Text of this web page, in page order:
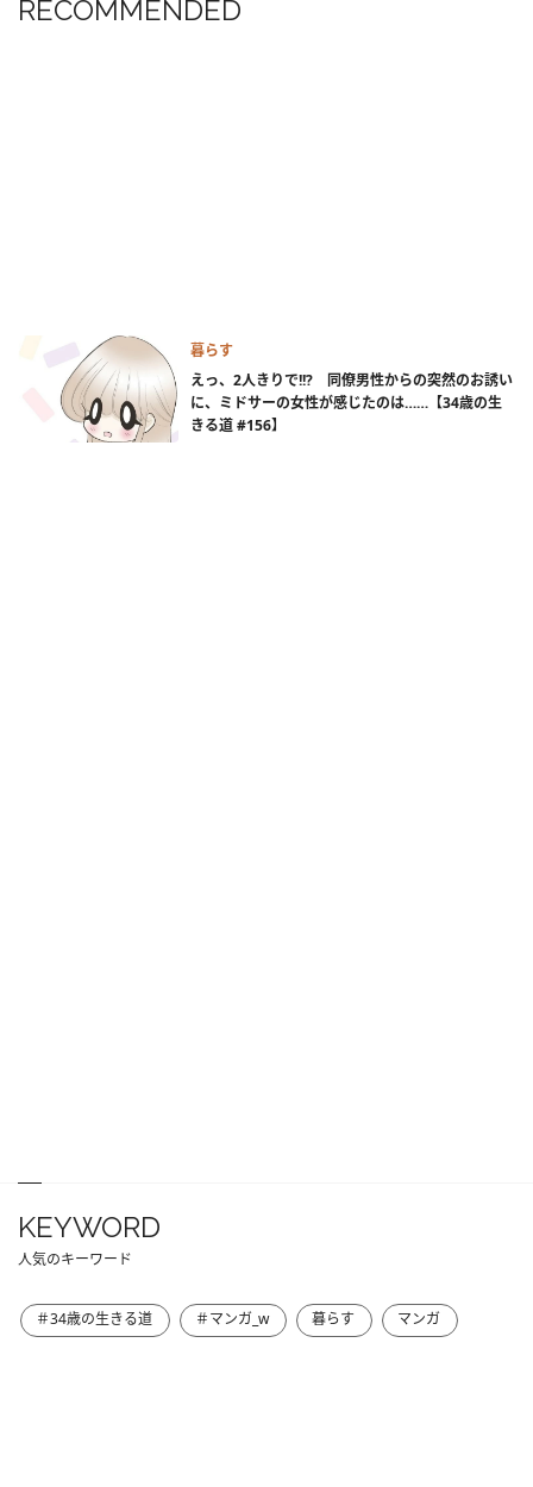
RECOMMENDED
暮らす
えっ、2人きりで!!? 同僚男性からの突然のお誘い
に、ミドサーの女性が感じたのは……【34歳の生
きる道 #156】
KEYWORD
人気のキーワード
＃34歳の生きる道 ＃マンガ_w 暮らす マンガ